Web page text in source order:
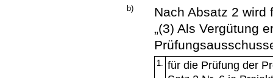
b)
Nach Absatz 2 wird
„(3) Als Vergütung
1.
für die Prüfung der